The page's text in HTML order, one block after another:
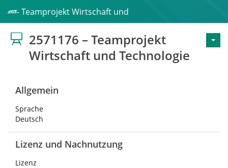
– Teamprojekt Wirtschaft und Technologie
2571176 – Teamprojekt
Wirtschaft und Technologie
Allgemein
Sprache
Deutsch
Lizenz und Nachnutzung
Lizenz